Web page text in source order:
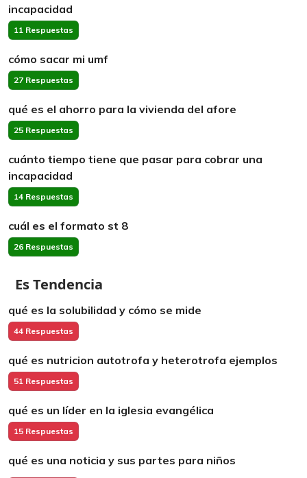
incapacidad
11 Respuestas
cómo sacar mi umf
27 Respuestas
qué es el ahorro para la vivienda del afore
25 Respuestas
cuánto tiempo tiene que pasar para cobrar una
incapacidad
14 Respuestas
cuál es el formato st 8
26 Respuestas
Es Tendencia
qué es la solubilidad y cómo se mide
44 Respuestas
qué es nutricion autotrofa y heterotrofa ejemplos
51 Respuestas
qué es un líder en la iglesia evangélica
15 Respuestas
qué es una noticia y sus partes para niños